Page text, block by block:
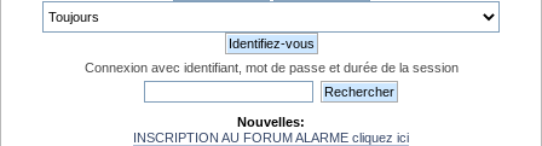
Connexion avec identifiant, mot de passe et durée de la session
Nouvelles:
INSCRIPTION AU FORUM ALARME cliquez ici